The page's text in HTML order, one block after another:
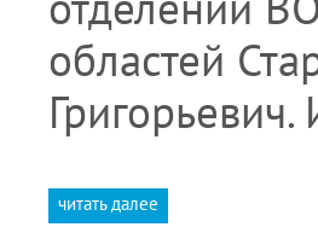
областей
читать далее